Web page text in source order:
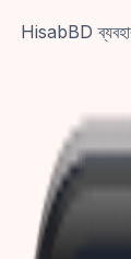
HisabBD